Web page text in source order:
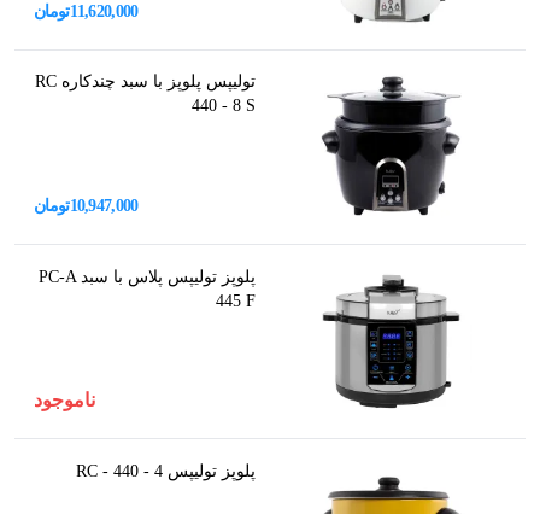
11,620,000تومان
تولیپس پلوپز با سبد چندکاره RC
440 - 8 S
10,947,000تومان
پلوپز تولیپس پلاس با سبد PC-A
445 F
ناموجود
پلوپز تولیپس RC - 440 - 4